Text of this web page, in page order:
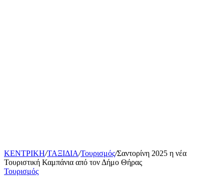
ΚΕΝΤΡΙΚΗ/ΤΑΞΙΔΙΑ/Τουρισμός/Σαντορίνη 2025 η νέα
Τουριστική Καμπάνια από τον Δήμο Θήρας
Τουρισμός